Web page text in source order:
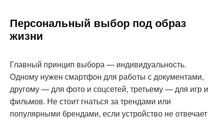
Персональный выбор под образ
жизни
Главный принцип выбора — индивидуальность.
Одному нужен смартфон для работы с документами,
другому — для фото и соцсетей, третьему — для игр и
фильмов. Не стоит гнаться за трендами или
популярными брендами, если устройство не отвечает